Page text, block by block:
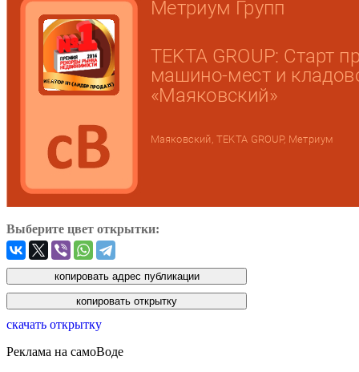
Выберите цвет открытки:
скачать открытку
Реклама на самоВоде